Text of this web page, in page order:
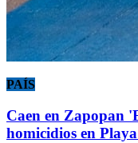
PAÍS
Caen en Zapopan
homicidios en